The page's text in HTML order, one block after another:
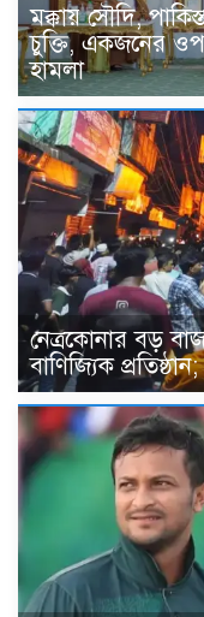
মক্কায় সৌদি,
চুক্তি, একজনের
হামলা
নেত্রকোনার বড়
বাণিজ্যিক